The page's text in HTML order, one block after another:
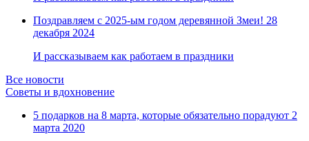
Поздравляем с 2025-ым годом деревянной Змеи! 28
декабря 2024
И рассказываем как работаем в праздники
Все новости
Советы и вдохновение
5 подарков на 8 марта, которые обязательно порадуют 2
марта 2020